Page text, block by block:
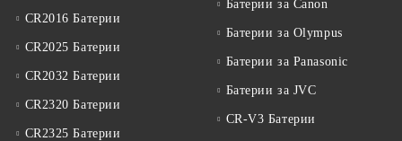
CR2016 Батерии
CR2025 Батерии
CR2032 Батерии
CR2320 Батерии
CR2325 Батерии
Батерии за Canon
Батерии за Olympus
Батерии за Panasonic
Батерии за JVC
CR-V3 Батерии